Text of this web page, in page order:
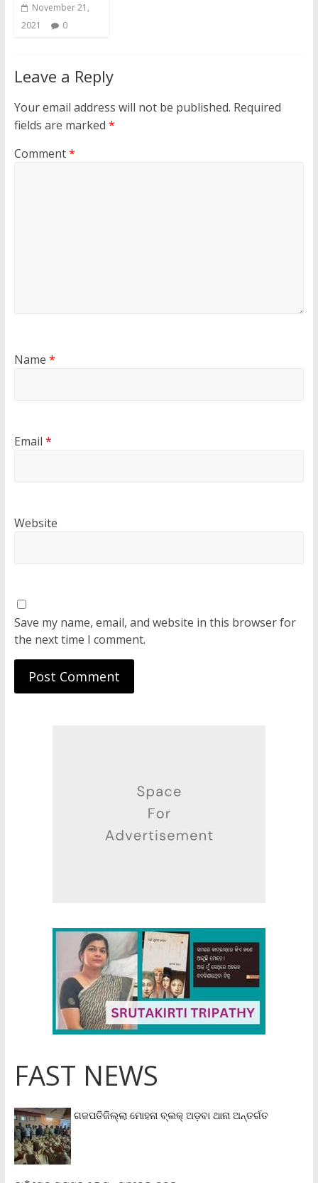
November 21,
2021
0
Leave a Reply
Your email address will not be published. Required
fields are marked *
Comment*
Name *
Email *
Website
Save my name, email, and website in this browser for
the next time I comment.
FAST NEWS
ଗଜପତିଜିଲ୍ଲା ମୋହନା ବ୍ଲକ୍‌ ଅଡ଼ବା ଥାନା ଅନ୍ତର୍ଗତ